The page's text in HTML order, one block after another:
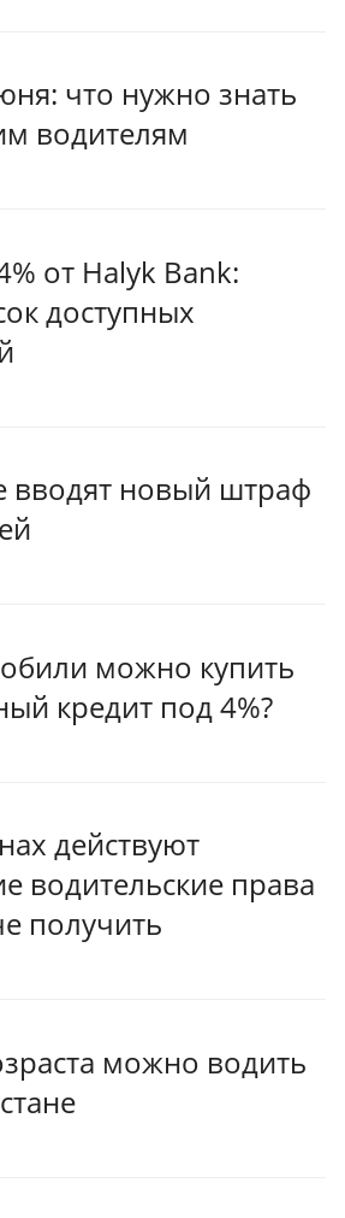
что нужно знать
водителям
от Halyk Bank:
доступных
вводят новый штраф
можно купить
кредит под 4%?
действуют
водительские права
получить
можно водить